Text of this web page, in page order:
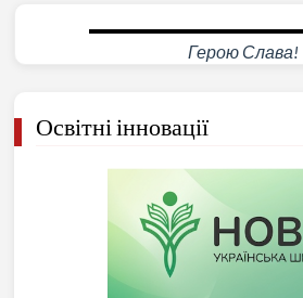
Герою Слава!
Освітні інновації